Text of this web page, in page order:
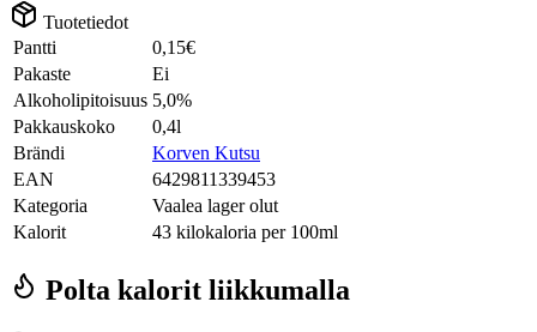
Tuotetiedot
Pantti
0,15€
Pakaste
Ei
Alkoholipitoisuus 5,0%
Pakkauskoko
0,4l
Brändi
Korven Kutsu
EAN
6429811339453
Kategoria
Vaalea lager olut
Kalorit
43 kilokaloria per 100ml
Polta kalorit liikkumalla